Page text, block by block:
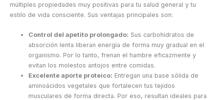
múltiples propiedades muy positivas para tu salud general y tu
estilo de vida consciente. Sus ventajas principales son:
Control del apetito prolongado: Sus carbohidratos de
absorción lenta liberan energía de forma muy gradual en el
organismo. Por lo tanto, frenan el hambre eficazmente y
evitan los molestos antojos entre comidas.
Excelente aporte proteico: Entregan una base sólida de
aminoácidos vegetales que fortalecen tus tejidos
musculares de forma directa. Por eso, resultan ideales para